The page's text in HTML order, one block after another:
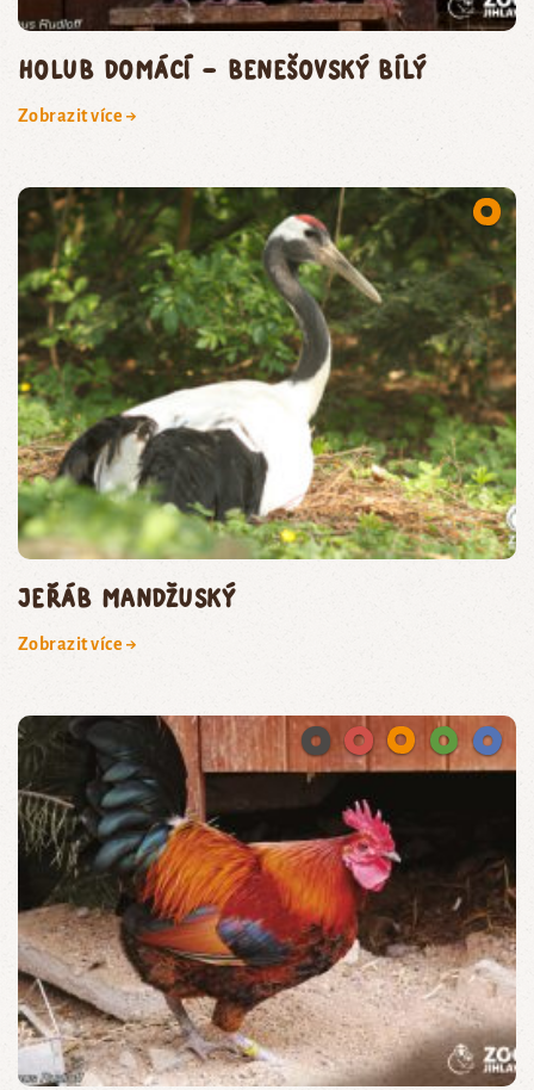
holub domácí – benešovský bílý
Zobrazit více →
jeřáb mandžuský
Zobrazit více →